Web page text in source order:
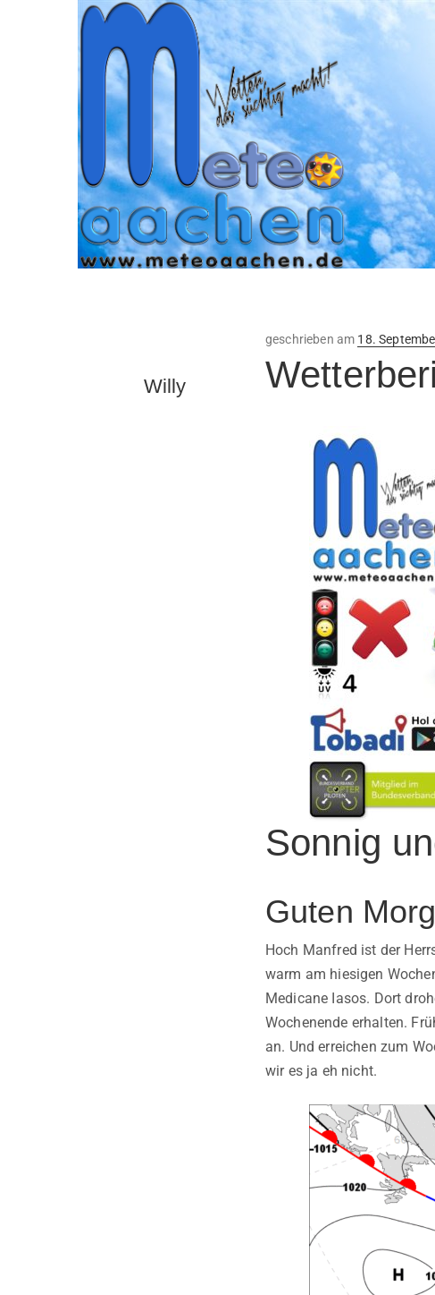
Willy
geschrieben am Veröffentlicht
18.
Sonnig
Guten
Hoch Manfred ist der
warm am hiesigen
Medicane Iasos. Dort
Wochenende erhalten.
an. Und erreichen zum
wir es ja eh nicht.